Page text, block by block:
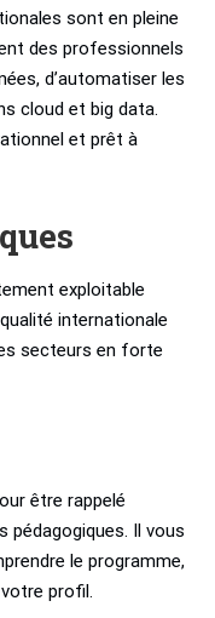
sont en pleine
des professionnels
d’automatiser les
cloud et big data.
et prêt à
exploitable
internationale
secteurs en forte
être rappelé
pédagogiques. Il vous
le programme,
profil.